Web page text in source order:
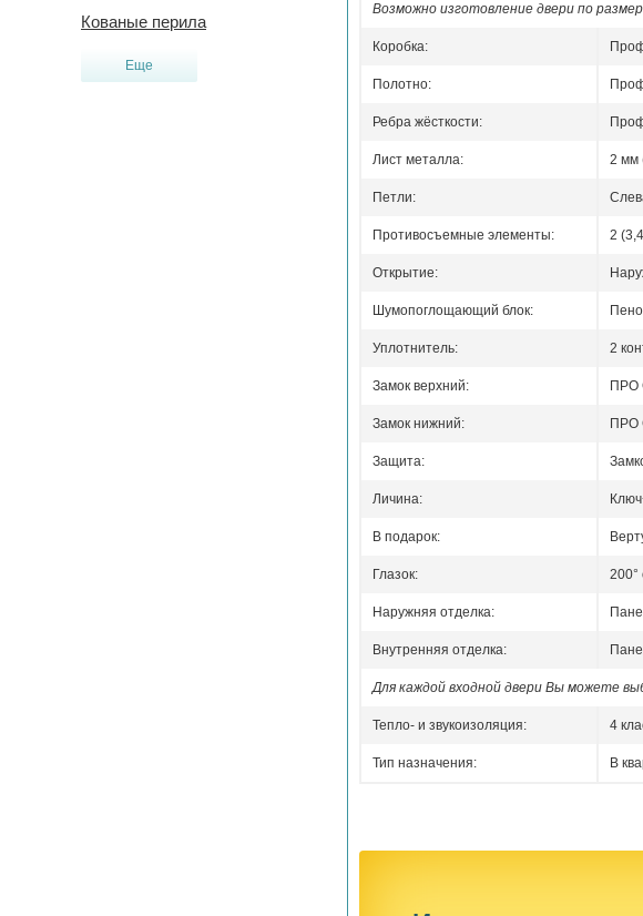
Кованые перила
Еще
Возможно изготовление двери по
Коробка:
Полотно:
Ребра жёсткости:
Лист металла: 2 мм
Петли:
Противосъемные элементы: 2
Открытие:
Шумопоглощающий блок:
Уплотнитель: 2
Замок верхний: ПРО
Замок нижний: ПРО
Защита:
Личина:
В подарок:
Глазок: 200°
Наружняя отделка:
Внутренняя отделка:
Для каждой входной двери Вы можете
Тепло- и звукоизоляция: 4
Тип назначения: В